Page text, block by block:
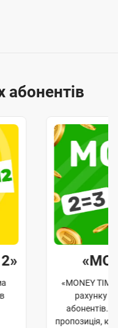
абонентів
«MONEY
рахунку
абонентів.
пропозиція,